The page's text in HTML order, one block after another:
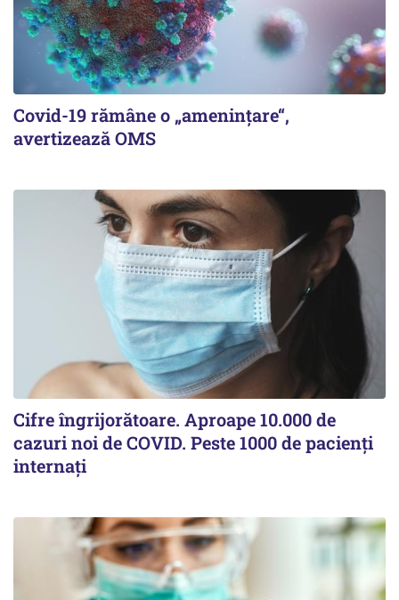
Covid-19 rămâne o „ameninţare“,
avertizează OMS
Cifre îngrijorătoare. Aproape 10.000 de
cazuri noi de COVID. Peste 1000 de pacienți
internați